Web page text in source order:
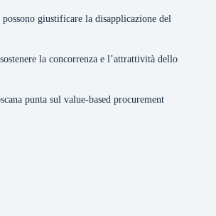
giustificare la disapplicazione del
la concorrenza e l’attrattività dello
punta sul value-based procurement